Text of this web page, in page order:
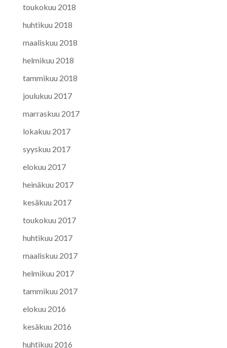
toukokuu 2018
huhtikuu 2018
maaliskuu 2018
helmikuu 2018
tammikuu 2018
joulukuu 2017
marraskuu 2017
lokakuu 2017
syyskuu 2017
elokuu 2017
heinäkuu 2017
kesäkuu 2017
toukokuu 2017
huhtikuu 2017
maaliskuu 2017
helmikuu 2017
tammikuu 2017
elokuu 2016
kesäkuu 2016
huhtikuu 2016